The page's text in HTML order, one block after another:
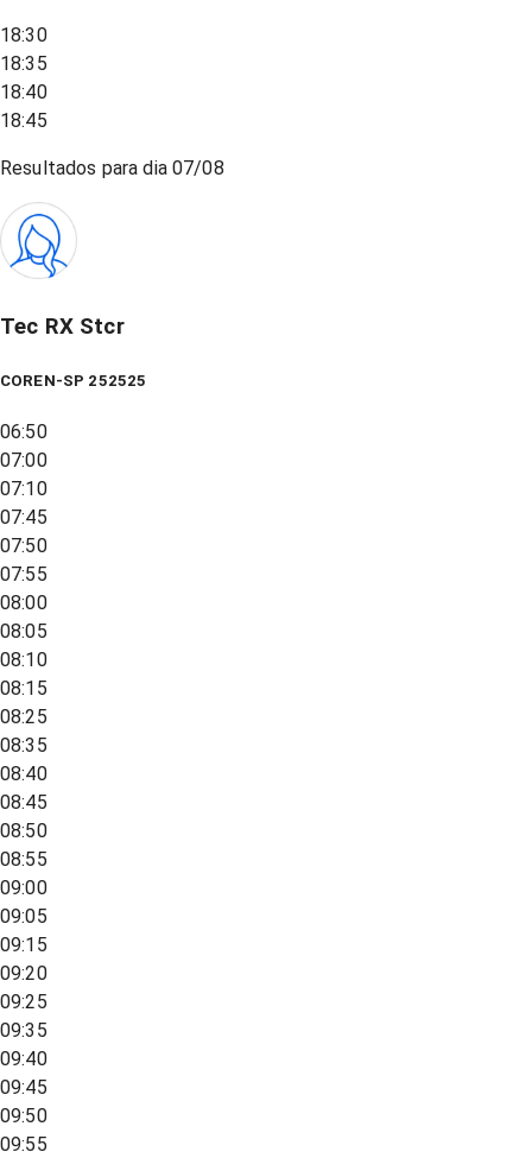
18:30
18:35
18:40
18:45
Resultados para dia07/08
Tec RX Stcr
COREN-SP 252525
06:50
07:00
07:10
07:45
07:50
07:55
08:00
08:05
08:10
08:15
08:25
08:35
08:40
08:45
08:50
08:55
09:00
09:05
09:15
09:20
09:25
09:35
09:40
09:45
09:50
09:55